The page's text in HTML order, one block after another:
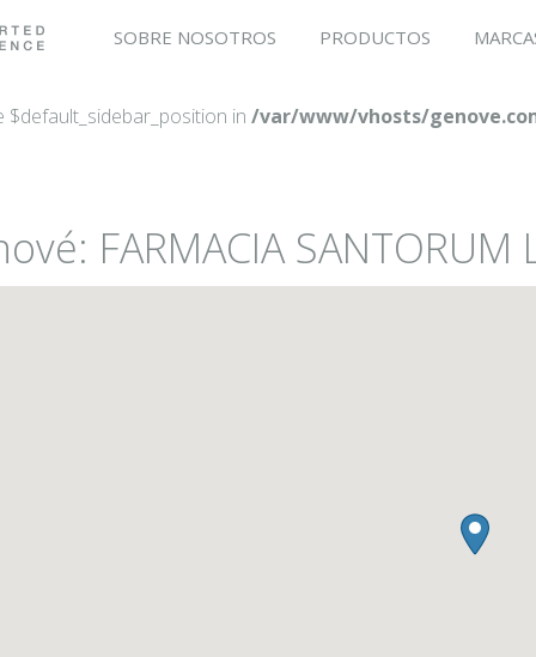
SOBRE NOSOTROS PRODUCTOS
$default_sidebar_position in /var/www/vhosts/
FARMACIA SANTORUM